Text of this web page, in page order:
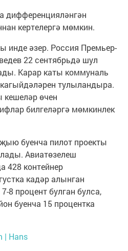
дифференцияләнгән
кертелергә мөмкин.
инде әзер. Россия Премьер-
22 сентябрьдә шул
Карар каты коммуналь
тулыландыра.
кешеләр өчен
билгеләргә мөмкинлек
буенча пилот проекты
Авиатөзелеш
428 контейнер
кадәр алынган
8 процент булган булса,
буенча 15 процентка
| Hans